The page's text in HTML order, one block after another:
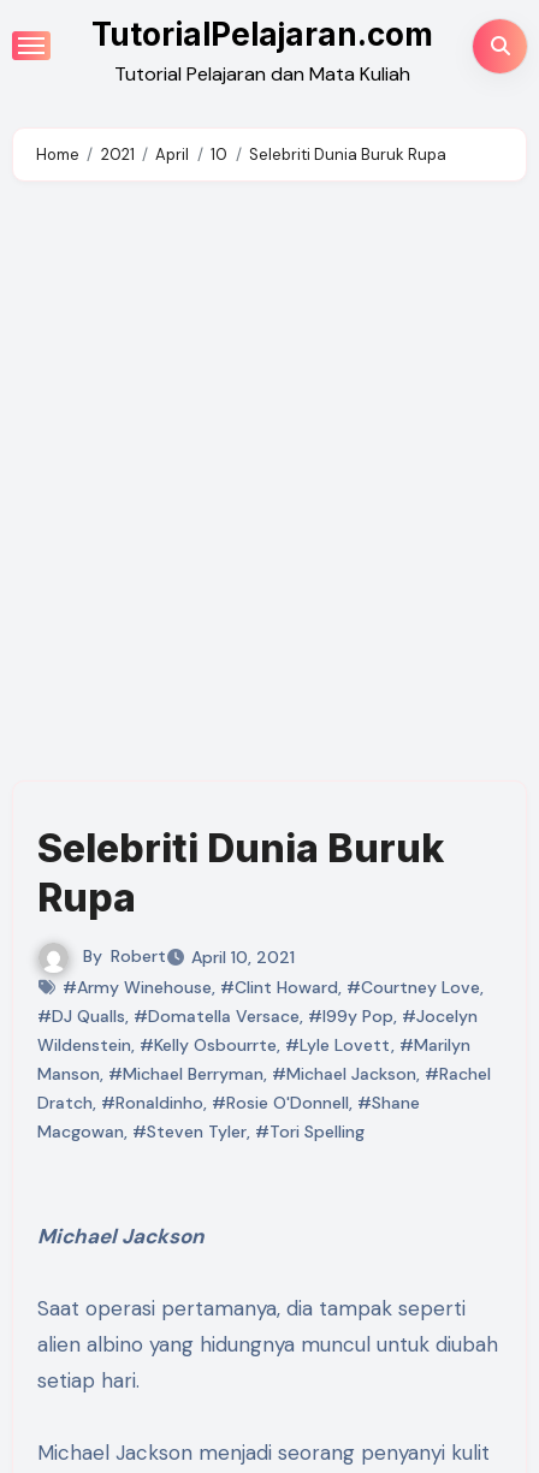
to
TutorialPelajaran.com
Tutorial Pelajaran dan Mata Kuliah
Home 2021 April 10 Selebriti Dunia Buruk Rupa
Selebriti Dunia Buruk
Rupa
By Robert
April 10, 2021
#Army Winehouse, #Clint Howard, #Courtney Love,
#DJ Qualls, #Domatella Versace, #I99y Pop, #Jocelyn
Wildenstein, #Kelly Osbourrte, #Lyle Lovett, #Marilyn
Manson, #Michael Berryman, #Michael Jackson, #Rachel
Dratch, #Ronaldinho, #Rosie O'Donnell, #Shane
Macgowan, #Steven Tyler, #Tori Spelling
Michael Jackson
Saat operasi pertamanya, dia tampak seperti
alien albino yang hidungnya muncul untuk diubah
setiap hari.
Michael Jackson menjadi seorang penyanyi kulit